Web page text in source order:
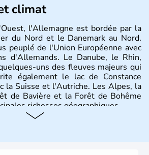
climat
l'Allemagne est bordée par la
du Nord et le Danemark au Nord.
peuplé de l'Union Européenne avec
d'Allemands. Le Danube, le Rhin,
uns des fleuves majeurs qui
également le lac de Constance
la Suisse et l'Autriche. Les Alpes, la
de Bavière et la Forêt de Bohême
richesses géographiques.